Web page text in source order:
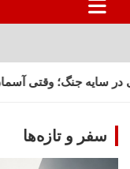
قیمت‌گذاری می‌کند
سفر و تازه‌ها